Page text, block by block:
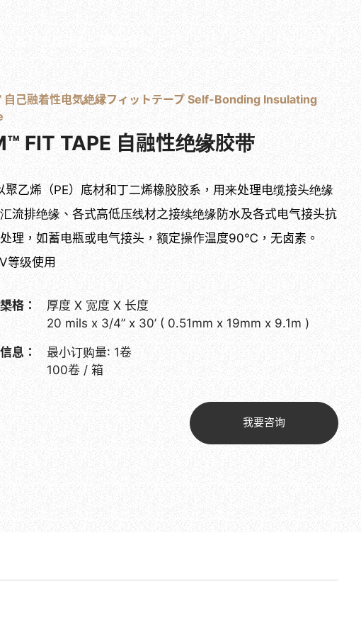
自己融着性电気絶縁フィットテープ Self-Bonding Insulating
FIT TAPE 自融性绝缘胶带
聚乙烯（PE）底材和丁二烯橡胶胶系，用来处理电缆接头绝缘
流排绝缘、各式高低压线材之接续绝缘防水及各式电气接头抗
理，如蓄电瓶或电气接头，额定操作温度90℃，无卤素。
等级使用
格：
厚度 X 宽度 X 长度
20 mils x 3/4” x 30’ ( 0.51mm x 19mm x 9.1m )
息：
最小订购量: 1卷
100卷 / 箱
我要咨询